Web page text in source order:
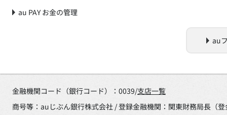
au PAY お金の管理
au
金融機関コード（銀行コード）：0039/支店一覧
商号等：auじぶん銀行株式会社 / 登録金融機関：関東財務局長（